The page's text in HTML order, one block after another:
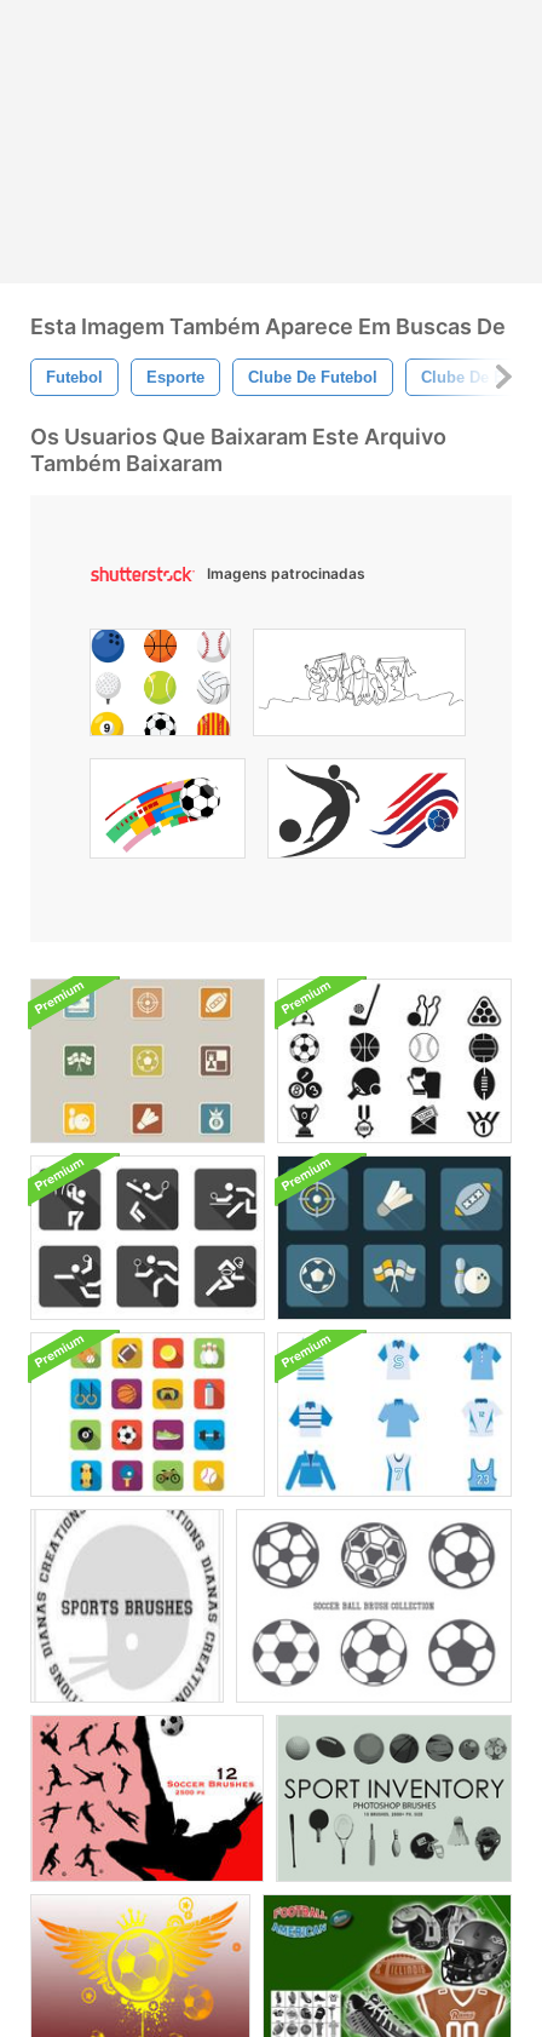
Esta Imagem Também Aparece Em Buscas De
Futebol Esporte Clube De Futebol Clube De
Os Usuarios Que Baixaram Este Arquivo
Também Baixaram
Imagens patrocinadas